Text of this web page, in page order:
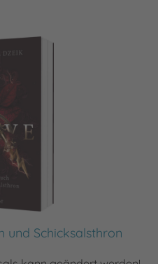
und Schicksalsthron